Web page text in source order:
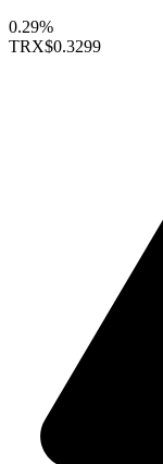
0.29%
TRX$0.3299